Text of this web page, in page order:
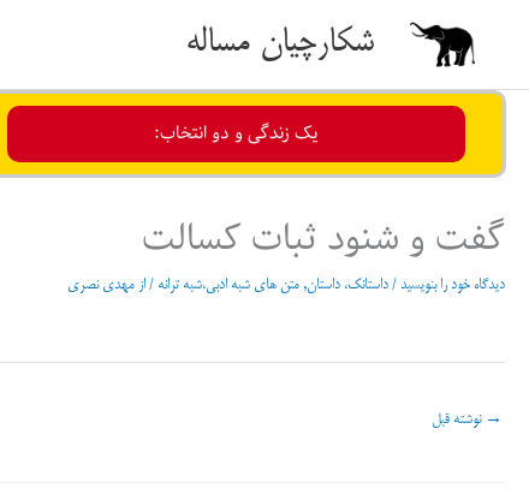
شکارچیان مساله
یک زندگی و دو انتخاب:
گفت و شنود ثبات کسالت
دیدگاه‌ خود را بنویسید / داستانک، داستان, متن های شبه ادبی،شبه ترانه / از مهدی نصری
→ نوشته قبل